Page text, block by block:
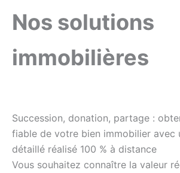
Nos solutions
immobilières
Succession, donation, partage :
fiable de votre bien immobilier avec
détaillé réalisé 100 % à distance
Vous souhaitez connaître la valeur